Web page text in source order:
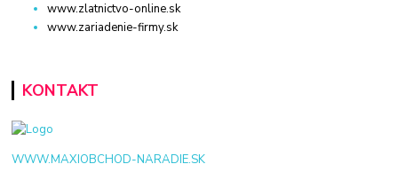
www.zlatnictvo-online.sk
www.zariadenie-firmy.sk
KONTAKT
WWW.MAXIOBCHOD-NARADIE.SK